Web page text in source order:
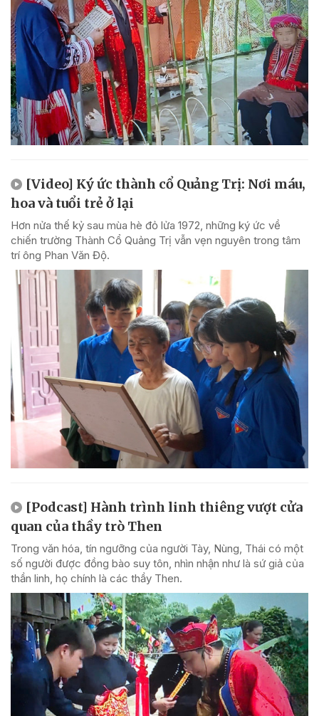
[Video] Ký ức thành cổ Quảng Trị: Nơi máu,
hoa và tuổi trẻ ở lại
Hơn nửa thế kỷ sau mùa hè đỏ lửa 1972, những ký ức về
chiến trường Thành Cổ Quảng Trị vẫn vẹn nguyên trong tâm
trí ông Phan Văn Độ.
[Podcast] Hành trình linh thiêng vượt cửa
quan của thầy trò Then
Trong văn hóa, tín ngưỡng của người Tày, Nùng, Thái có một
số người được đồng bào suy tôn, nhìn nhận như là sứ giả của
thần linh, họ chính là các thầy Then.